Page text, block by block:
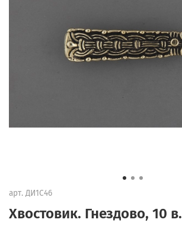
арт. ДИ1С46
Хвостовик. Гнездово, 10 в.